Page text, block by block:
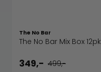
The No Bar
The No Bar Mix Box 12pk
349,- 499,-